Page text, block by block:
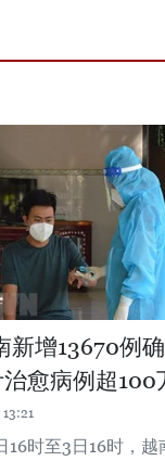
新增13670例
愈病例超100
16时至3日16时，越